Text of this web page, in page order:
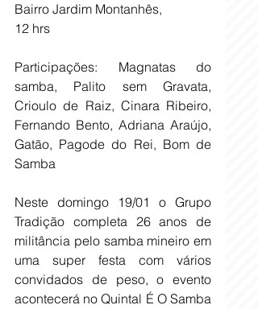
Bairro Jardim Montanhês,
12 hrs
Participações: Magnatas do
samba, Palito sem Gravata,
Crioulo de Raiz, Cinara Ribeiro,
Fernando Bento, Adriana Araújo,
Gatão, Pagode do Rei, Bom de
Samba
Neste domingo 19/01 o Grupo
Tradição completa 26 anos de
militância pelo samba mineiro em
uma super festa com vários
convidados de peso, o evento
acontecerá no Quintal É O Samba